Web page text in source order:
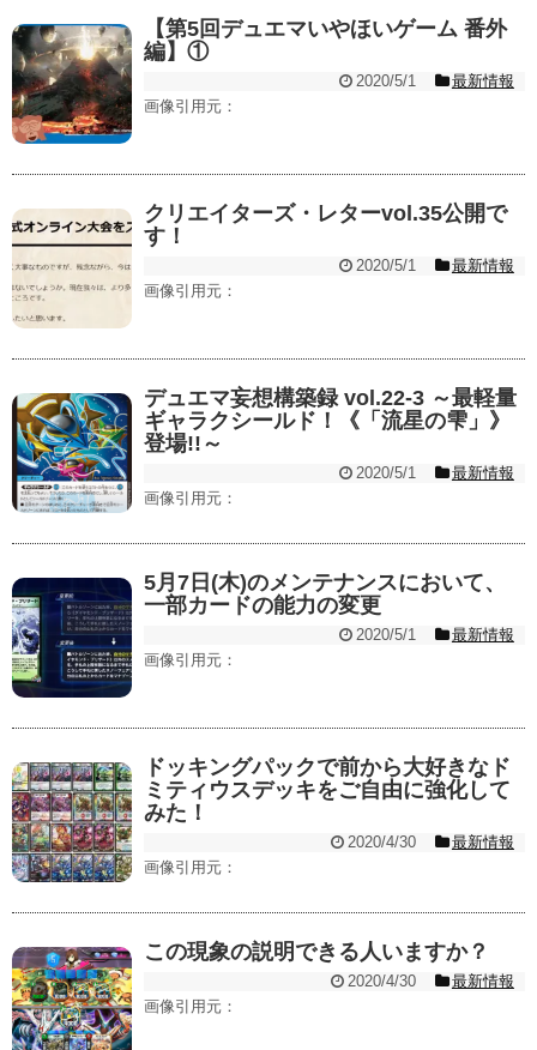
【第5回デュエマいやほいゲーム 番外
編】①
2020/5/1
最新情報
画像引用元：
クリエイターズ・レターvol.35公開で
す！
2020/5/1
最新情報
画像引用元：
デュエマ妄想構築録 vol.22-3 ～最軽量
ギャラクシールド！《「流星の雫」》
登場!!～
2020/5/1
最新情報
画像引用元：
5月7日(木)のメンテナンスにおいて、
一部カードの能力の変更
2020/5/1
最新情報
画像引用元：
ドッキングパックで前から大好きなド
ミティウスデッキをご自由に強化して
みた！
2020/4/30
最新情報
画像引用元：
この現象の説明できる人いますか？
2020/4/30
最新情報
画像引用元：